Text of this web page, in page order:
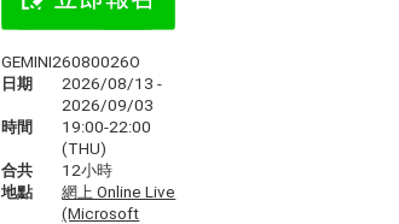
GEMINI26080026O
日期
2026/08/13 -
2026/09/03
時間
19:00-22:00
(THU)
合共
12小時
地點
網上 Online Live
(Microsoft